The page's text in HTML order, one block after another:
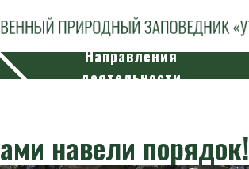
Направления
деятельности
навели порядок!